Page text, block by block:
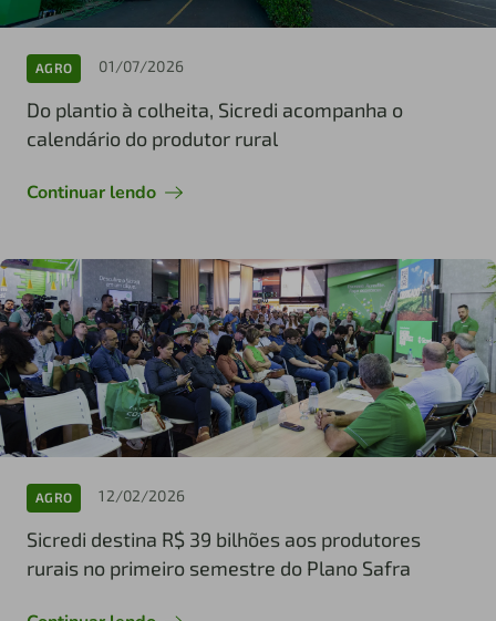
AGRO 01/07/2026
Do plantio à colheita, Sicredi acompanha o
calendário do produtor rural
Continuar lendo
AGRO 12/02/2026
Sicredi destina R$ 39 bilhões aos produtores
rurais no primeiro semestre do Plano Safra